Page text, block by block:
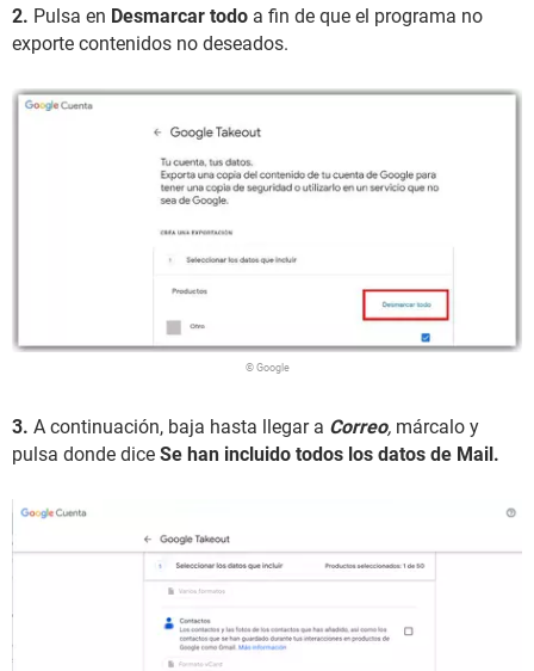
2. Pulsa en Desmarcar todo a fin de que el programa no
exporte contenidos no deseados.
© Google
3. A continuación, baja hasta llegar a Correo, márcalo y
pulsa donde dice Se han incluido todos los datos de Mail.